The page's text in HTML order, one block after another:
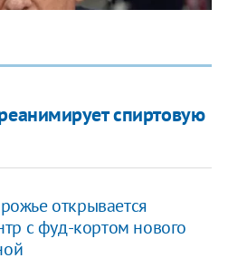
спиртовую
открывается
с фуд-кортом нового